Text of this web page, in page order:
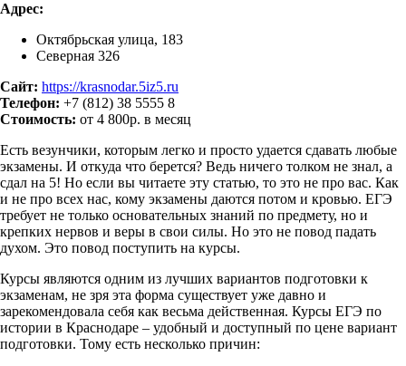
Адрес:
Октябрьская улица, 183
Северная 326
Сайт: https://krasnodar.5iz5.ru
Телефон: +7 (812) 38 5555 8
Стоимость: от 4 800р. в месяц
Есть везунчики, которым легко и просто удается сдавать любые
экзамены. И откуда что берется? Ведь ничего толком не знал, а
сдал на 5! Но если вы читаете эту статью, то это не про вас. Как
и не про всех нас, кому экзамены даются потом и кровью. ЕГЭ
требует не только основательных знаний по предмету, но и
крепких нервов и веры в свои силы. Но это не повод падать
духом. Это повод поступить на курсы.
Курсы являются одним из лучших вариантов подготовки к
экзаменам, не зря эта форма существует уже давно и
зарекомендовала себя как весьма действенная. Курсы ЕГЭ по
истории в Краснодаре – удобный и доступный по цене вариант
подготовки. Тому есть несколько причин: